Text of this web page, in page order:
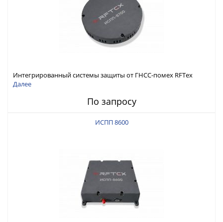
Интегрированный системы защиты от ГНСС-помех RFТех
ИСПП 8700
Далее
По запросу
ИСПП 8600